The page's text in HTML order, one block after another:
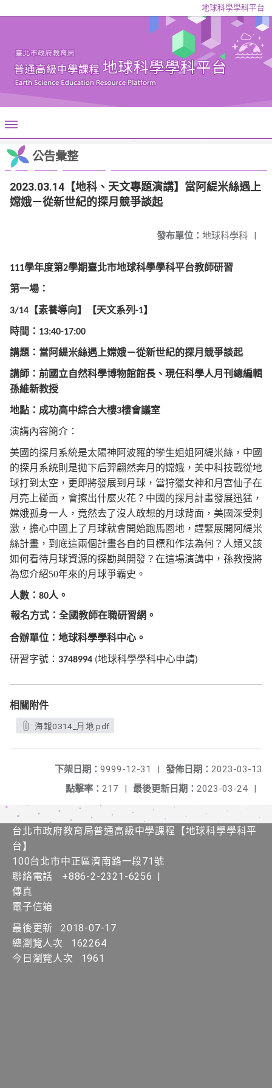
地球科學學科平台
公告彙整
2023.03.14【地科、天文專題演講】當阿緹米絲遇上
嫦娥－從新世紀的探月競爭談起
發布單位： 地球科學科 |
111學年度第2學期臺北市地球科學學科平台教師研習
第一場：
3/14 【素養導向】 【天文系列 -1】
時間： 13:40-17:00
講題：當阿緹米絲遇上嫦娥－從新世紀的探月競爭談起
講師：前國立自然科學博物館館長、現任科學人月刊總編輯
孫維新教授
地點：成功高中綜合大樓3樓會議室
演講內容簡介：
美國的探月系統是太陽神阿波羅的孿生姐姐阿緹米絲，中國
的探月系統則是拋下后羿翩然奔月的嫦娥，美中科技戰從地
球打到太空，更即將發展到月球，當狩獵女神和月宮仙子在
月亮上碰面，會擦出什麼火花？中國的探月計畫發展迅猛，
嫦娥孤身一人，竟然去了沒人敢想的月球背面，美國深受刺
激，擔心中國上了月球就會開始跑馬圈地，趕緊展開阿緹米
絲計畫，到底這兩個計畫各自的目標和作法為何？人類又該
如何看待月球資源的探勘與開發？在這場演講中，孫教授將
為您介紹50年來的月球爭霸史。
人數： 80人。
報名方式：全國教師在職研習網 。
合辦單位：地球科學學科中心。
研習字號： 3748994 (地球科學學科中心申請)
相關附件
海報0314_月地.pdf
發佈日期： 2023-03-13
下架日期： 9999-12-31
|
最後更新日期： 2023-03-24 |
點擊率： 217 |
台北市政府教育局普通高級中學課程​【​地球科學學科平
台】
100台北市中正區濟南路一段71號
聯絡電話
+886-2-2321-6256 |
傳真
電子信箱
最後更新
2018-07-17
總瀏覽人次
162264
今日瀏覽人次
1961